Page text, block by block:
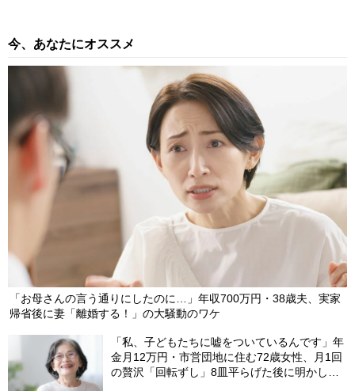
今、あなたにオススメ
「お母さんの言う通りにしたのに…」年収700万円・38歳夫、実家
帰省後に妻「離婚する！」の大騒動のワケ
「私、子どもたちに嘘をついているんです」年
金月12万円・市営団地に住む72歳女性、月1回
の贅沢「回転ずし」8皿平らげた後に明かした